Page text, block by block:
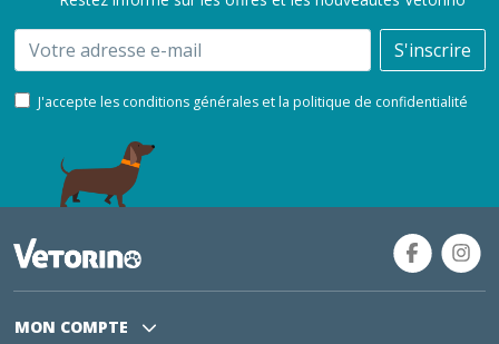
Email S'inscrire
J'accepte les conditions générales et la politique de confidentialité
MON COMPTE